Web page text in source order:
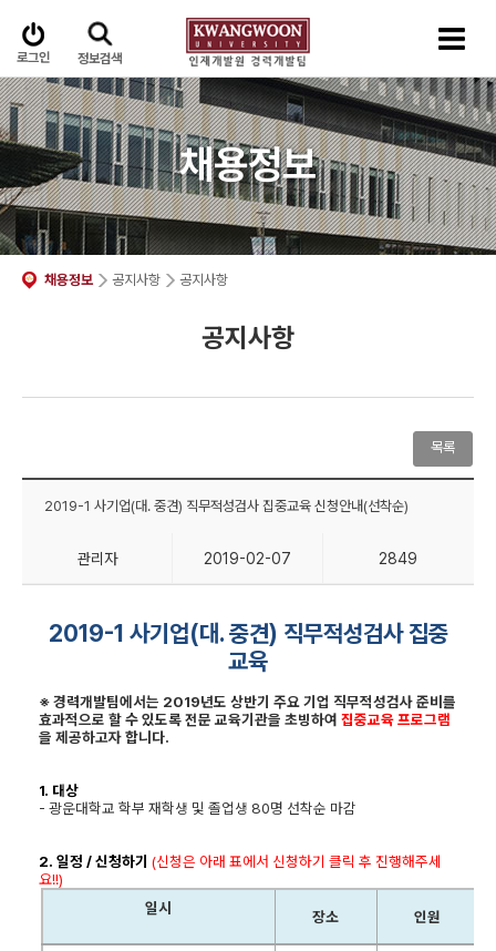
로그인 정보검색
채용정보
채용정보 공지사항 공지사항
공지사항
목록
2019-1 사기업(대. 중견) 직무적성검사 집중교육 신청안내(선착순)
관리자 2019-02-07 2849
2019-1 사기업(대. 중견) 직무적성검사 집중
교육
※ 경력개발팀에서는 2019년도 상반기 주요 기업 직무적성검사 준비를
효과적으로 할 수 있도록 전문 교육기관을 초빙하여 집중교육 프로그램
을 제공하고자 합니다.
1. 대상
- 광운대학교 학부 재학생 및 졸업생 80명 선착순 마감
2. 일정 / 신청하기 (신청은 아래 표에서 신청하기 클릭 후 진행해주세
요!!)
일시
장소 인원